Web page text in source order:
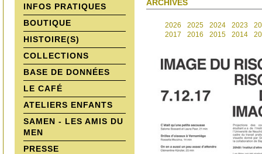
INFOS PRATIQUES
BOUTIQUE
HISTOIRE(S)
COLLECTIONS
BASE DE DONNÉES
LE CAFÉ
ATELIERS ENFANTS
SAMEN - LES AMIS DU
MEN
PRESSE
ARCHIVES
2026 2025 2024 2023
2017
2016 2015 2014